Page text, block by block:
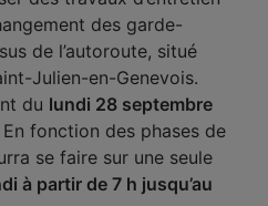
des garde-
de l’autoroute, situé
Julien-en-Genevois.
du lundi 28 septembre
En fonction des phases de
se faire sur une seule
à partir de 7 h jusqu’au